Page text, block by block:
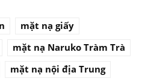
mặt nạ giấy
mặt nạ Naruko Tràm Trà
mặt nạ nội địa Trung